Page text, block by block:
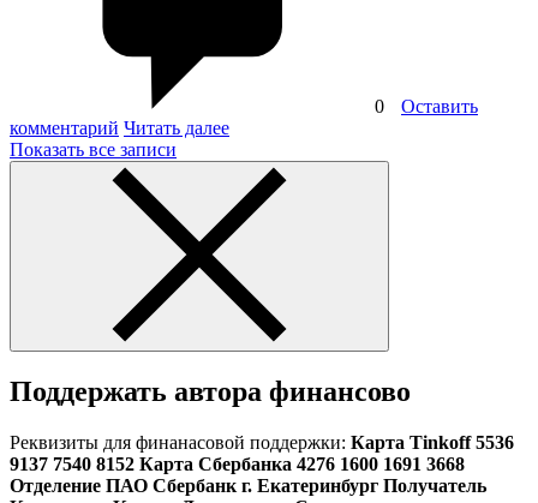
0
Оставить
комментарий Читать далее
Показать все записи
Поддержать автора финансово
Реквизиты для финанасовой поддержки: Карта Tinkoff 5536
9137 7540 8152 Карта Сбербанка 4276 1600 1691 3668
Отделение ПАО Сбербанк г. Екатеринбург Получатель